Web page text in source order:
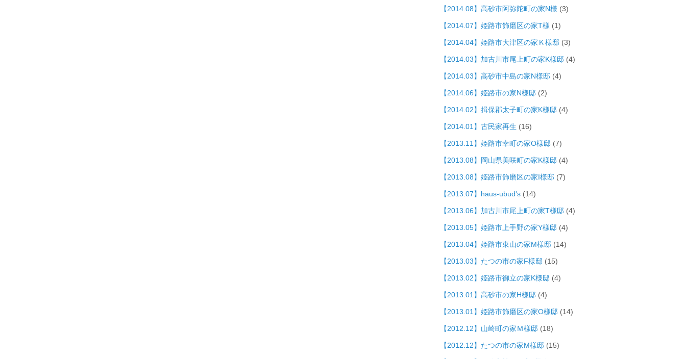
【2014.08】高砂市阿弥陀町の家N様 (3)
【2014.07】姫路市飾磨区の家T様 (1)
【2014.04】姫路市大津区の家Ｋ様邸 (3)
【2014.03】加古川市尾上町の家K様邸 (4)
【2014.03】高砂市中島の家N様邸 (4)
【2014.06】姫路市の家N様邸 (2)
【2014.02】揖保郡太子町の家K様邸 (4)
【2014.01】古民家再生 (16)
【2013.11】姫路市幸町の家O様邸 (7)
【2013.08】岡山県美咲町の家K様邸 (4)
【2013.08】姫路市飾磨区の家I様邸 (7)
【2013.07】haus-ubud's (14)
【2013.06】加古川市尾上町の家T様邸 (4)
【2013.05】姫路市上手野の家Y様邸 (4)
【2013.04】姫路市東山の家M様邸 (14)
【2013.03】たつの市の家F様邸 (15)
【2013.02】姫路市御立の家K様邸 (4)
【2013.01】高砂市の家H様邸 (4)
【2013.01】姫路市飾磨区の家O様邸 (14)
【2012.12】山崎町の家Ｍ様邸 (18)
【2012.12】たつの市の家M様邸 (15)